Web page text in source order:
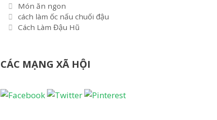
Danh
mục
Món ăn ngon
Điều
hướng
cách làm ốc nấu chuối đậu
Cách Làm Đậu Hũ
CÁC MẠNG XÃ HỘI